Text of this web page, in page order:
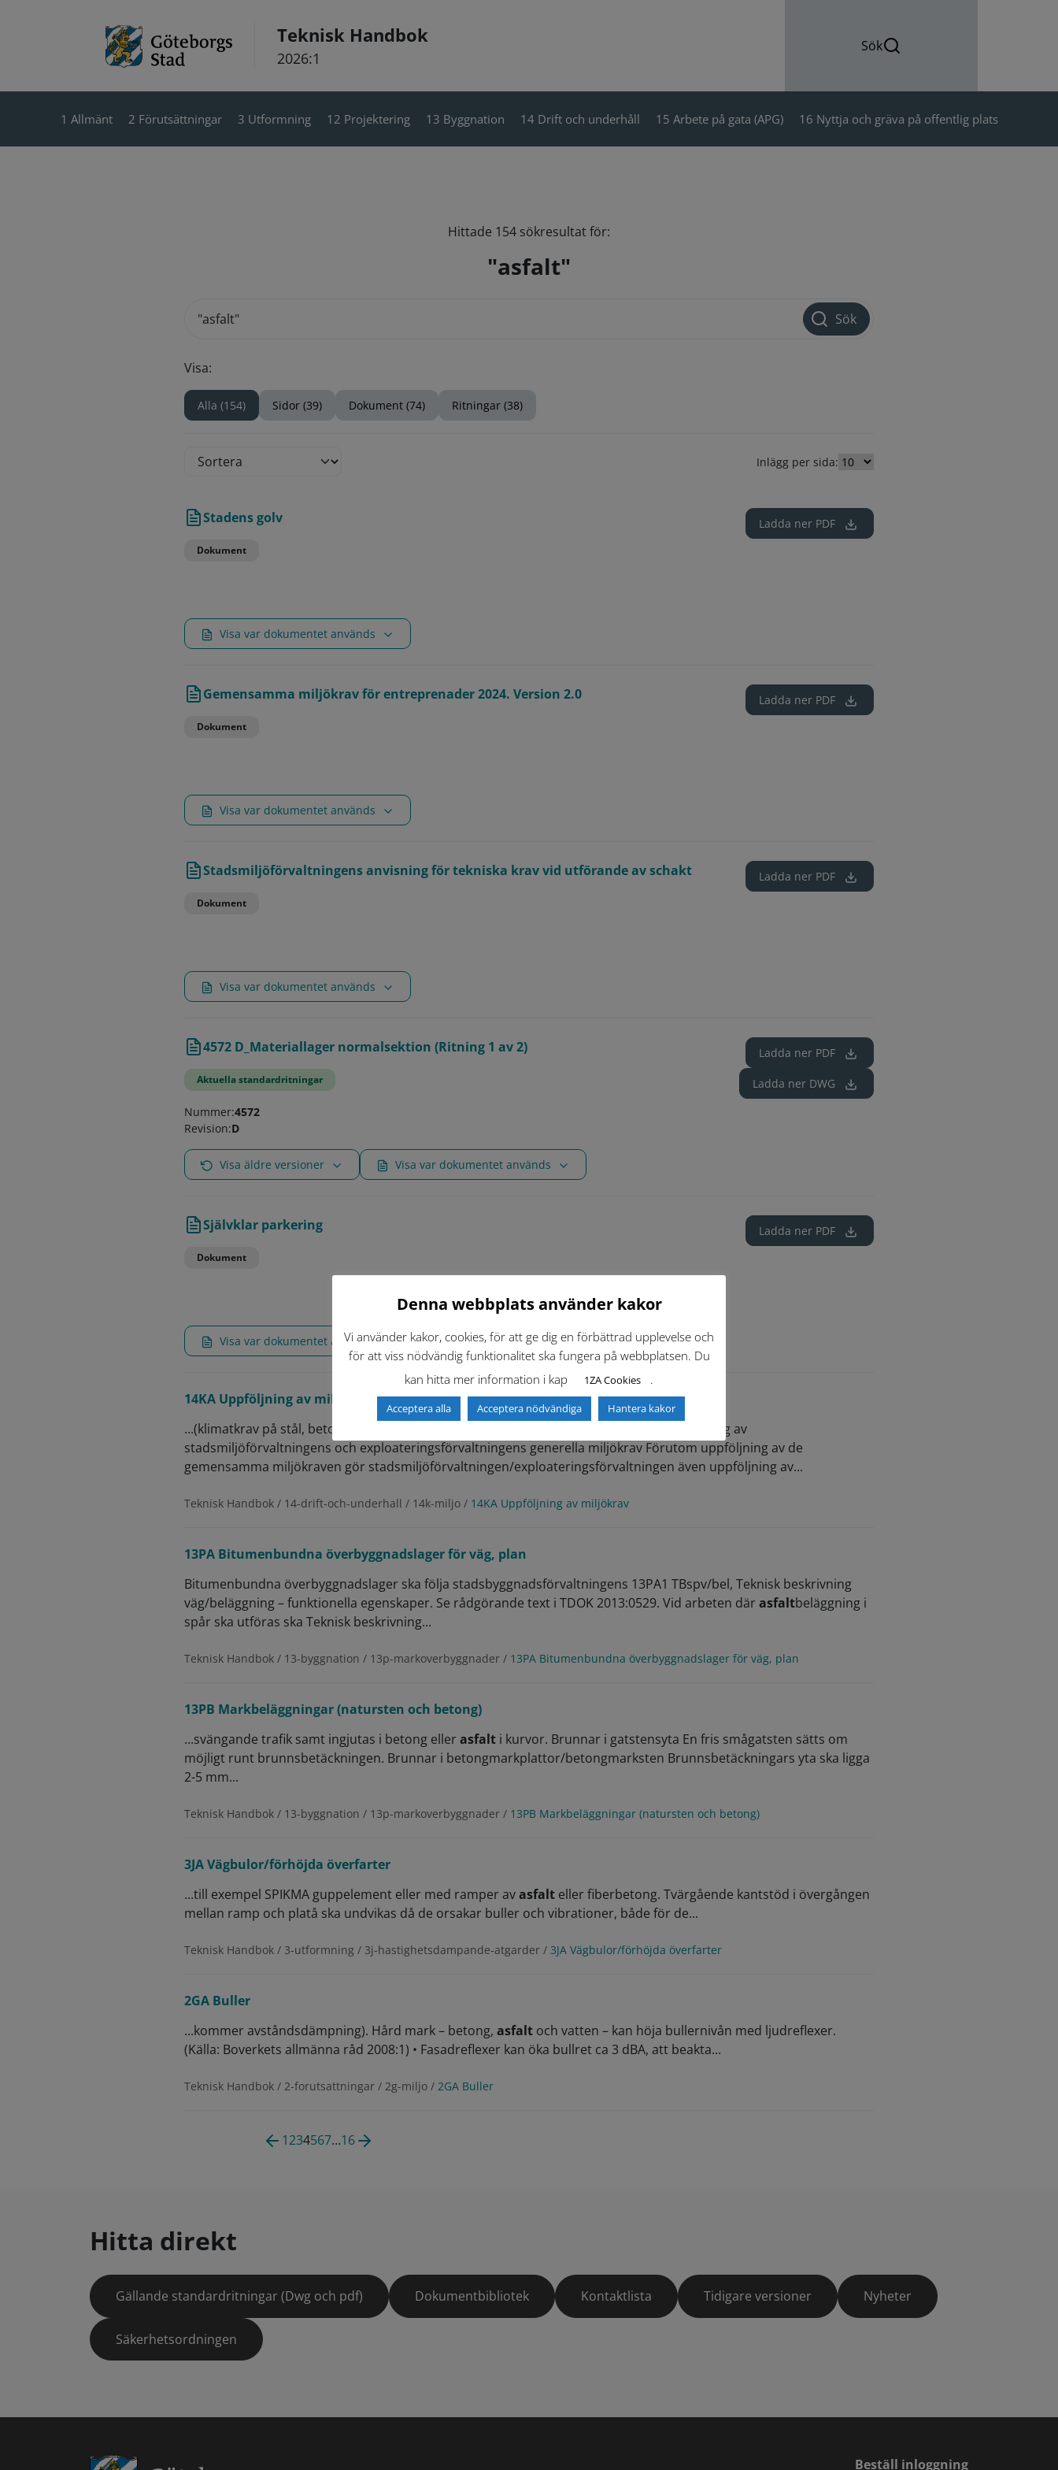
Teknisk Handbok
2026:1
Sök
1 Allmänt 2 Förutsättningar 3 Utformning 12 Projektering 13 Byggnation 14 Drift och underhåll 15 Arbete på gata (APG) 16 Nyttja och gräva på offentlig plats
Hittade 154 sökresultat för:
"asfalt"
Sök
Visa:
Alla (154) Sidor (39) Dokument (74) Ritningar (38)
Inlägg per sida:
Stadens golv
Dokument
Ladda ner PDF
Visa var dokumentet används
Gemensamma miljökrav för entreprenader 2024. Version 2.0
Dokument
Ladda ner PDF
Visa var dokumentet används
Stadsmiljöförvaltningens anvisning för tekniska krav vid utförande av schakt
Dokument
Ladda ner PDF
Visa var dokumentet används
4572 D_Materiallager normalsektion (Ritning 1 av 2)
Aktuella standardritningar
Ladda ner PDF
Ladda ner DWG
Nummer:4572
Revision:D
Visa äldre versioner Visa var dokumentet används
Självklar parkering
Dokument
Ladda ner PDF
Visa var dokumentet används
14KA Uppföljning av miljökrav
...(klimatkrav på stål, betong och
) Ytterligare kontroller läggs till vid behov Uppföljning av
stadsmiljöförvaltningens och exploateringsförvaltningens generella miljökrav Förutom uppföljning av de
gemensamma miljökraven gör stadsmiljöförvaltningen/exploateringsförvaltningen även uppföljning av...
Teknisk Handbok / 14-drift-och-underhall / 14k-miljo / 14KA Uppföljning av miljökrav
13PA Bitumenbundna överbyggnadslager för väg, plan
Bitumenbundna överbyggnadslager ska följa stadsbyggnadsförvaltningens 13PA1 TBspv/bel, Teknisk beskrivning
väg/beläggning – funktionella egenskaper. Se rådgörande text i TDOK 2013:0529. Vid arbeten därasfaltbeläggning i
spår ska utföras ska Teknisk beskrivning...
Teknisk Handbok / 13-byggnation / 13p-markoverbyggnader / 13PA Bitumenbundna överbyggnadslager för väg, plan
13PB Markbeläggningar (natursten och betong)
...svängande trafik samt ingjutas i betong ellerasfalt i kurvor. Brunnar i gatstensyta En fris smågatsten sätts om
möjligt runt brunnsbetäckningen. Brunnar i betongmarkplattor/betongmarksten Brunnsbetäckningars yta ska ligga
2-5 mm...
Teknisk Handbok / 13-byggnation / 13p-markoverbyggnader / 13PB Markbeläggningar (natursten och betong)
3JA Vägbulor/förhöjda överfarter
...till exempel SPIKMA guppelement eller med ramper avasfalt eller fiberbetong. Tvärgående kantstöd i övergången
mellan ramp och platå ska undvikas då de orsakar buller och vibrationer, både för de...
Teknisk Handbok / 3-utformning / 3j-hastighetsdampande-atgarder / 3JA Vägbulor/förhöjda överfarter
2GA Buller
...kommer avståndsdämpning). Hård mark – betong, asfalt och vatten – kan höja bullernivån med ljudreflexer.
(Källa: Boverkets allmänna råd 2008:1) • Fasadreflexer kan öka bullret ca 3 dBA, att beakta...
Teknisk Handbok / 2-forutsattningar / 2g-miljo / 2GA Buller
1234567…16
Hitta direkt
Gällande standardritningar (Dwg och pdf) Dokumentbibliotek Kontaktlista Tidigare versioner Nyheter
Säkerhetsordningen
Beställ inloggning
Denna webbplats använder kakor
Vi använder kakor, cookies, för att ge dig en förbättrad upplevelse och
för att viss nödvändig funktionalitet ska fungera på webbplatsen. Du
kan hitta mer information i kap
1ZA Cookies .
Acceptera alla Acceptera nödvändiga Hantera kakor